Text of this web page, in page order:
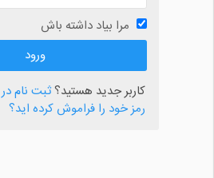
مرا بیاد داشته باش
کاربر جدید هستید؟ثبت نام در 100 هنر
رمز خود را فراموش کرده اید؟